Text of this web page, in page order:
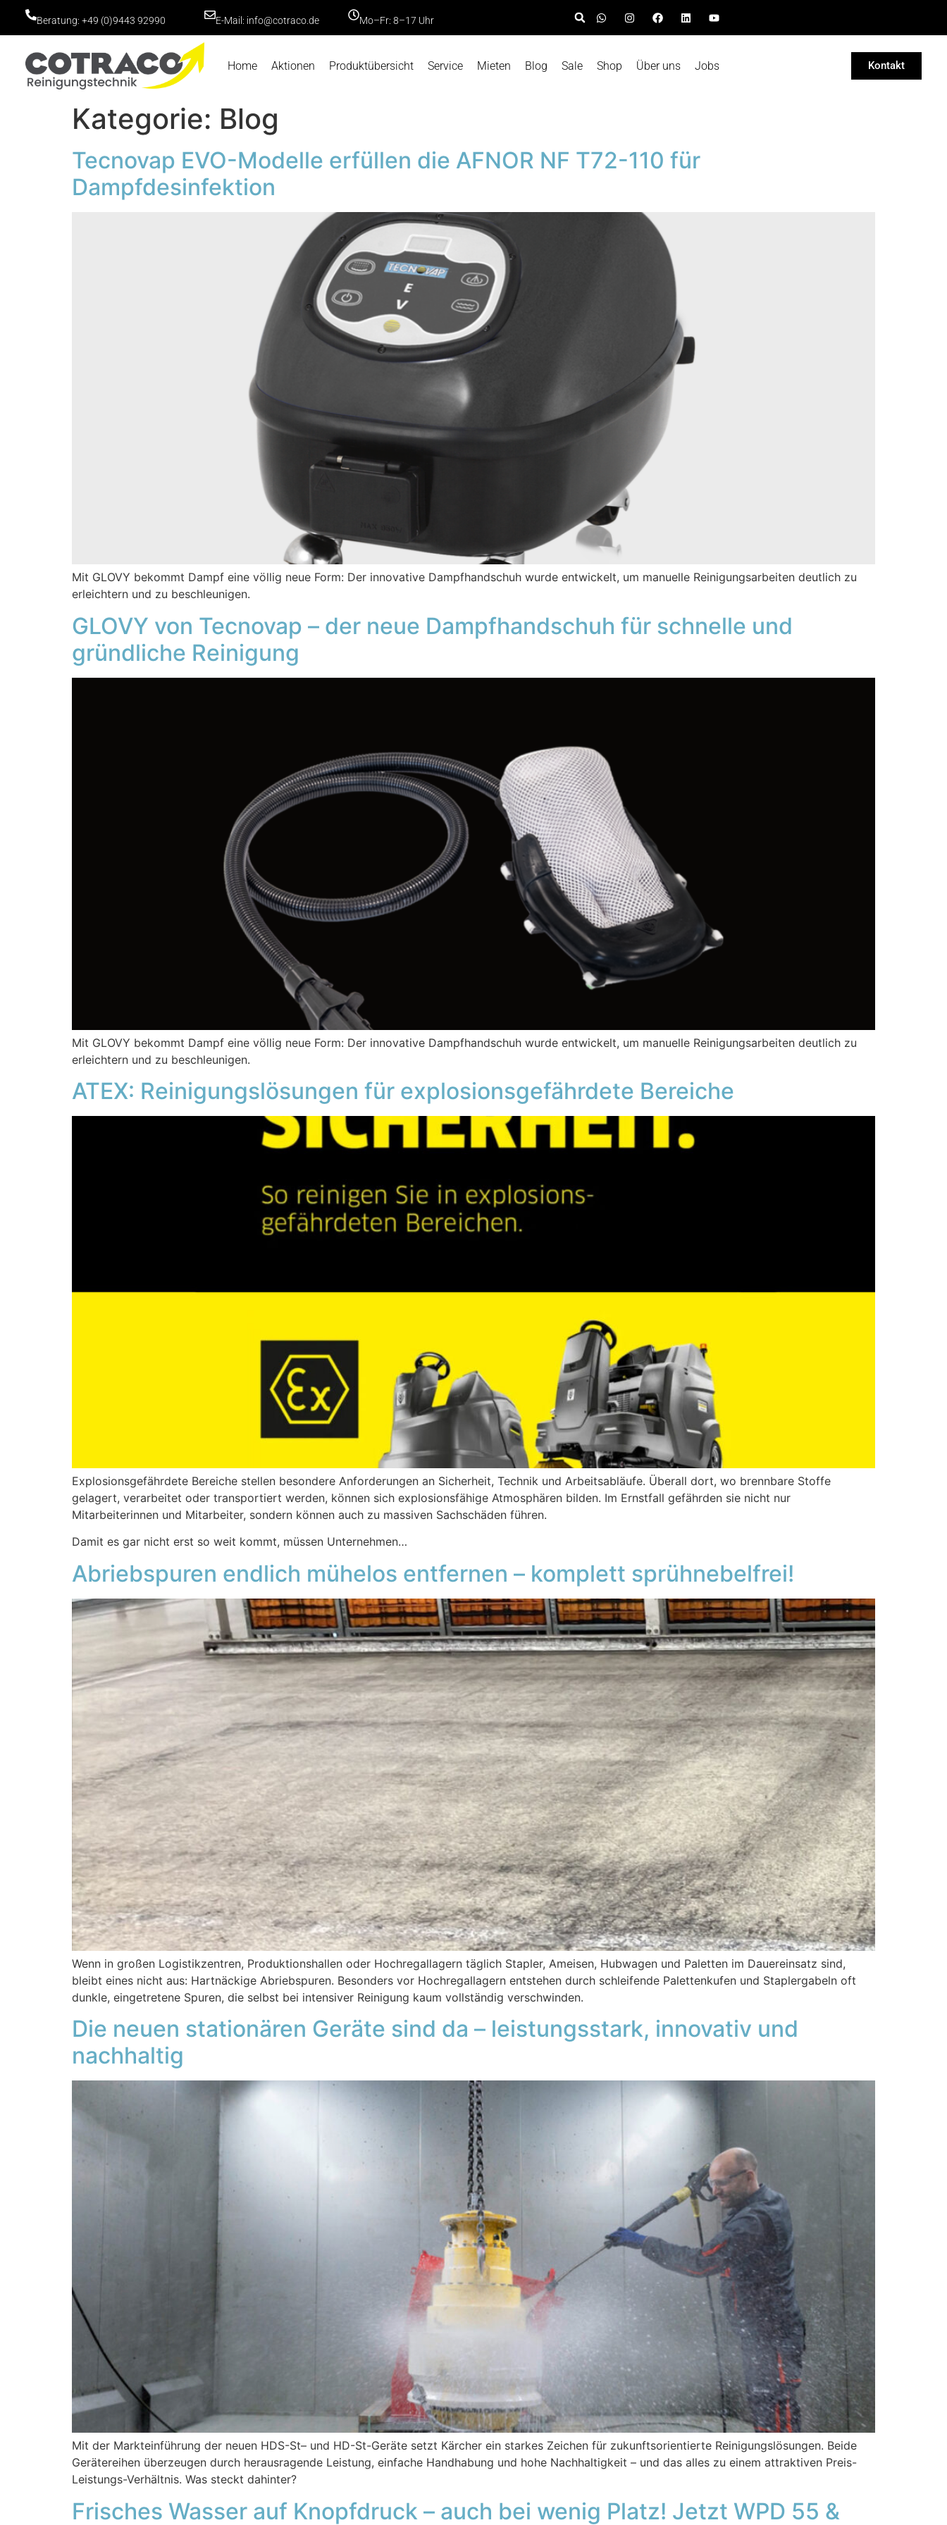
Beratung: +49 (0)9443 92990 E-Mail: info@cotraco.de Mo–Fr: 8–17 Uhr
Home Aktionen Produktübersicht Service Mieten Blog Sale Shop Über uns Jobs Kontakt
Kategorie: Blog
Tecnovap EVO-Modelle erfüllen die AFNOR NF T72-110 für
Dampfdesinfektion
Mit GLOVY bekommt Dampf eine völlig neue Form: Der innovative Dampfhandschuh wurde entwickelt, um manuelle Reinigungsarbeiten deutlich zu
erleichtern und zu beschleunigen.
GLOVY von Tecnovap – der neue Dampfhandschuh für schnelle und
gründliche Reinigung
Mit GLOVY bekommt Dampf eine völlig neue Form: Der innovative Dampfhandschuh wurde entwickelt, um manuelle Reinigungsarbeiten deutlich zu
erleichtern und zu beschleunigen.
ATEX: Reinigungslösungen für explosionsgefährdete Bereiche
Explosionsgefährdete Bereiche stellen besondere Anforderungen an Sicherheit, Technik und Arbeitsabläufe. Überall dort, wo brennbare Stoffe
gelagert, verarbeitet oder transportiert werden, können sich explosionsfähige Atmosphären bilden. Im Ernstfall gefährden sie nicht nur
Mitarbeiterinnen und Mitarbeiter, sondern können auch zu massiven Sachschäden führen.
Damit es gar nicht erst so weit kommt, müssen Unternehmen…
Abriebspuren endlich mühelos entfernen – komplett sprühnebelfrei!
Wenn in großen Logistikzentren, Produktionshallen oder Hochregallagern täglich Stapler, Ameisen, Hubwagen und Paletten im Dauereinsatz sind,
bleibt eines nicht aus: Hartnäckige Abriebspuren. Besonders vor Hochregallagern entstehen durch schleifende Palettenkufen und Staplergabeln oft
dunkle, eingetretene Spuren, die selbst bei intensiver Reinigung kaum vollständig verschwinden.
Die neuen stationären Geräte sind da – leistungsstark, innovativ und
nachhaltig
Mit der Markteinführung der neuen HDS-St– und HD-St-Geräte setzt Kärcher ein starkes Zeichen für zukunftsorientierte Reinigungslösungen. Beide
Gerätereihen überzeugen durch herausragende Leistung, einfache Handhabung und hohe Nachhaltigkeit – und das alles zu einem attraktiven Preis-
Leistungs-Verhältnis. Was steckt dahinter?
Frisches Wasser auf Knopfdruck – auch bei wenig Platz! Jetzt WPD 55 &